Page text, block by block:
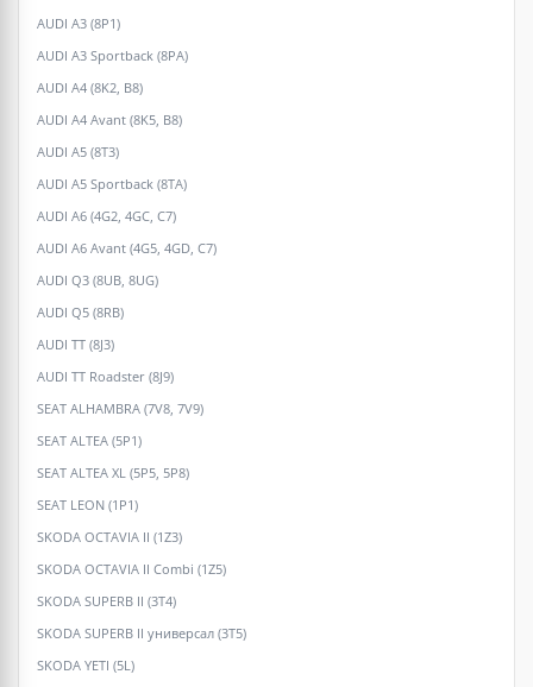
AUDI A3 (8P1)
AUDI A3 Sportback (8PA)
AUDI A4 (8K2, B8)
AUDI A4 Avant (8K5, B8)
AUDI A5 (8T3)
AUDI A5 Sportback (8TA)
AUDI A6 (4G2, 4GC, C7)
AUDI A6 Avant (4G5, 4GD, C7)
AUDI Q3 (8UB, 8UG)
AUDI Q5 (8RB)
AUDI TT (8J3)
AUDI TT Roadster (8J9)
SEAT ALHAMBRA (7V8, 7V9)
SEAT ALTEA (5P1)
SEAT ALTEA XL (5P5, 5P8)
SEAT LEON (1P1)
SKODA OCTAVIA II (1Z3)
SKODA OCTAVIA II Combi (1Z5)
SKODA SUPERB II (3T4)
SKODA SUPERB II универсал (3T5)
SKODA YETI (5L)